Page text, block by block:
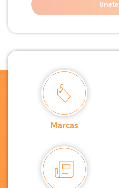
Unete
Marcas